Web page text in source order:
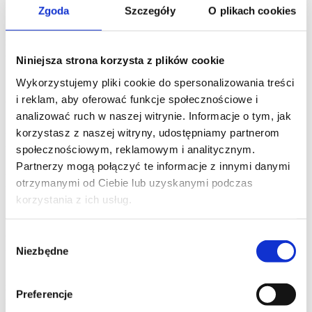
Zgoda Szczegóły O plikach cookies
Niniejsza strona korzysta z plików cookie
Wykorzystujemy pliki cookie do spersonalizowania treści
i reklam, aby oferować funkcje społecznościowe i
analizować ruch w naszej witrynie. Informacje o tym, jak
korzystasz z naszej witryny, udostępniamy partnerom
społecznościowym, reklamowym i analitycznym.
Partnerzy mogą połączyć te informacje z innymi danymi
otrzymanymi od Ciebie lub uzyskanymi podczas
korzystania z ich usług.
zgody
Niezbędne
Preferencje
Spółkę;
Pana/Pani dane osobowe będą przetwarzane przez
oraz okres przedawnienia roszczeń związanych
z tą umową, chyba że przepisy prawa będą wymagać
przetwarzania przez okres dłuższy;
W sytuacjach wskazanych w Rozporządzeniu
ma Pan/Pani prawo dostępu do Pana/Pani danych
osobowych, żądania ich sprostowania, usunięcia lub
ograniczenia, a także prawo sprzeciwu wobec
przetwarzania i żądania ich przeniesienia do innego
administratora danych osobowych, jeśli przetwarzanie
odbywa się w sposób zautomatyzowany;
nadzorczego (Prezesa Urzędu Ochrony Danych
osobowych przez Spółkę będzie
Spółka nie planuje podejmować decyzji, które opierać
się będą wyłącznie na